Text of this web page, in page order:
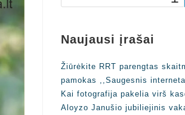
Naujausi įrašai
Žiūrėkite RRT parengtas
pamokas ,,Saugesnis
Kai fotografija pakelia virš
Aloyzo Janušio jubiliejinis